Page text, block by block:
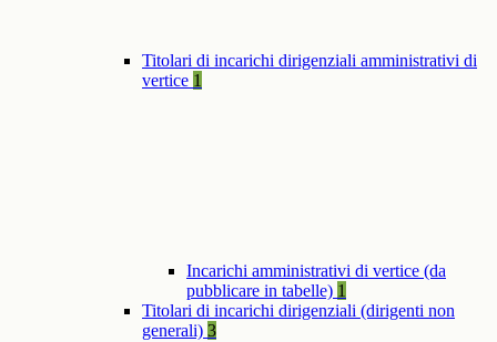
Titolari di incarichi dirigenziali amministrativi di
vertice 1
Incarichi amministrativi di vertice (da
pubblicare in tabelle) 1
Titolari di incarichi dirigenziali (dirigenti non
generali) 3